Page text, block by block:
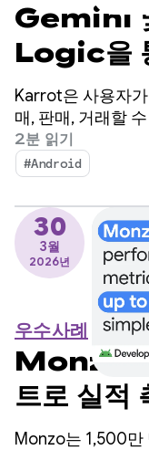
Gemini
Logic을
주 이내에
로 판매를
Karrot은 사용자
매, 판매, 거래할
P2P 마켓플레이스
출시된 이후 이
4,300만 명 이상
2분 읽기
#Android
30
3월
2026년
우수사례
Monzo는
트로 실적
35% 까지
Monzo는 1,500만